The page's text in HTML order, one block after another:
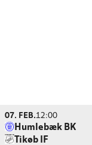
07. FEB.12:00
Humlebæk BK
Tikøb IF